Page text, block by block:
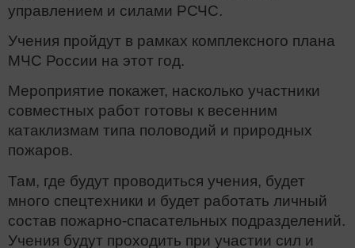
управлением и силами РСЧС.
Учения пройдут в рамках комплексного плана
МЧС России на этот год.
Мероприятие покажет, насколько участники
совместных работ готовы к весенним
катаклизмам типа половодий и природных
пожаров.
Там, где будут проводиться учения, будет
много спецтехники и будет работать личный
состав пожарно-спасательных подразделений.
Учения будут проходить при участии сил и